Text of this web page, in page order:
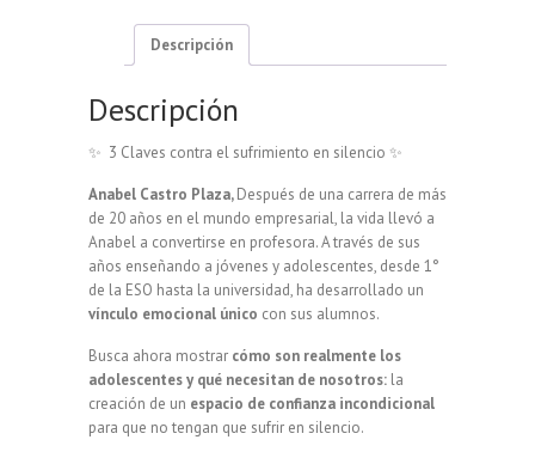
Descripción
Descripción
✨ 3 Claves contra el sufrimiento en silencio ✨
Anabel Castro Plaza,Después de una carrera de más
de 20 años en el mundo empresarial, la vida llevó a
Anabel a convertirse en profesora. A través de sus
años enseñando a jóvenes y adolescentes, desde 1°
de la ESO hasta la universidad, ha desarrollado un
vínculo emocional único con sus alumnos.
Busca ahora mostrar cómo son realmente los
adolescentes y qué necesitan de nosotros: la
creación de un espacio de confianza incondicional
para que no tengan que sufrir en silencio.